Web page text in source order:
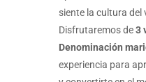
siente la cultura del
Disfrutaremos de3
Denominación
experiencia para